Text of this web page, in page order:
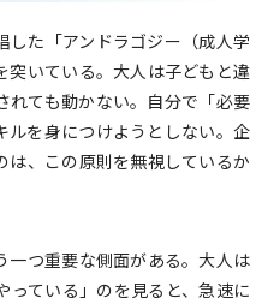
た「アンドラゴジー（成人学
突いている。大人は子どもと違
れても動かない。自分で「必要
ルを身につけようとしない。企
、この原則を無視しているか
一つ重要な側面がある。大人は
っている」のを見ると、急速に